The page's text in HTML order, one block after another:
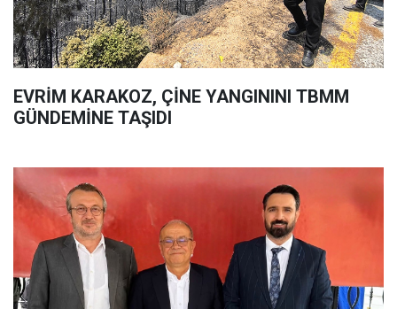
EVRİM KARAKOZ, ÇİNE YANGININI TBMM
GÜNDEMİNE TAŞIDI